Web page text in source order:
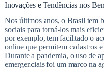
Inovações e Tendências nos
Nos últimos anos, o Brasil tem
sociais para torná-los mais
por exemplo, tem facilitado o
online que permitem cadastros
Durante a pandemia, o uso de
emergenciais foi um marco na